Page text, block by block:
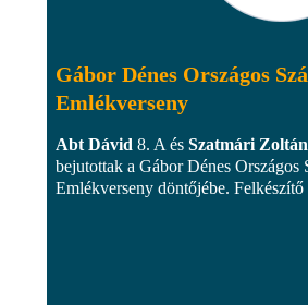
Gábor Dénes Országos
Emlékverseny
Abt Dávid 8. A és Szatmári Zoltán
bejutottak a Gábor Dénes Országos
Emlékverseny döntőjébe.